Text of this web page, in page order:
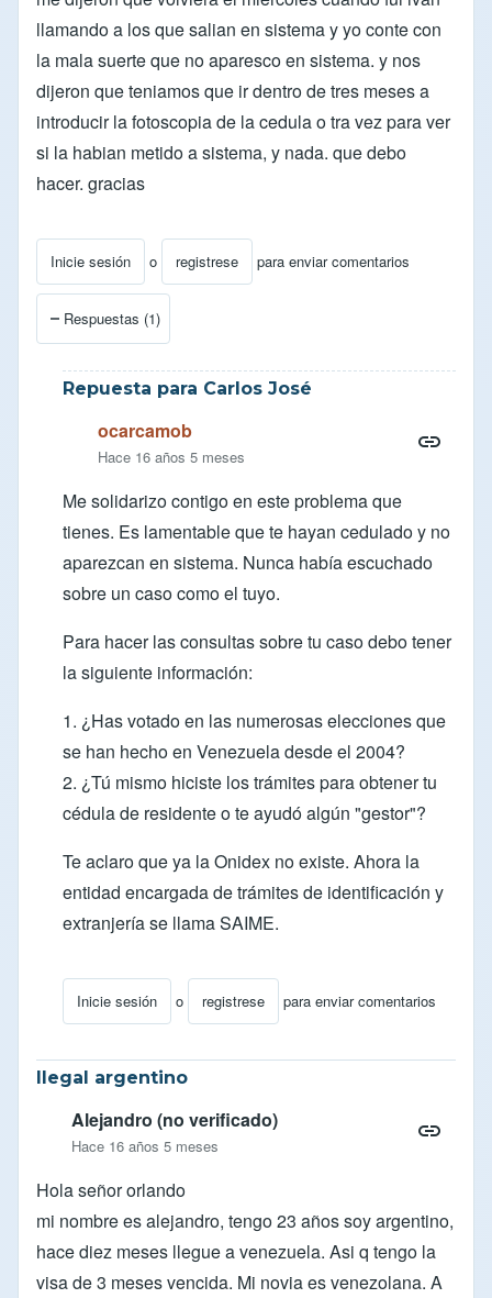
llamando a los que salian en sistema y yo conte con
la mala suerte que no aparesco en sistema. y nos
dijeron que teniamos que ir dentro de tres meses a
introducir la fotoscopia de la cedula o tra vez para ver
si la habian metido a sistema, y nada. que debo
hacer. gracias
Inicie sesión o registrese para enviar comentarios
Respuestas (1)
Repuesta para Carlos José
ocarcamob
Hace 16 años 5 meses
Me solidarizo contigo en este problema que
tienes. Es lamentable que te hayan cedulado y no
aparezcan en sistema. Nunca había escuchado
sobre un caso como el tuyo.
Para hacer las consultas sobre tu caso debo tener
la siguiente información:
1. ¿Has votado en las numerosas elecciones que
se han hecho en Venezuela desde el 2004?
2. ¿Tú mismo hiciste los trámites para obtener tu
cédula de residente o te ayudó algún "gestor"?
Te aclaro que ya la Onidex no existe. Ahora la
entidad encargada de trámites de identificación y
extranjería se llama SAIME.
Inicie sesión o registrese para enviar comentarios
En respuesta a preguntaporcarlos jose ar… (no
Ilegal argentino
Alejandro (no verificado)
Hace 16 años 5 meses
Hola señor orlando
mi nombre es alejandro, tengo 23 años soy argentino,
hace diez meses llegue a venezuela. Asi q tengo la
visa de 3 meses vencida. Mi novia es venezolana. A